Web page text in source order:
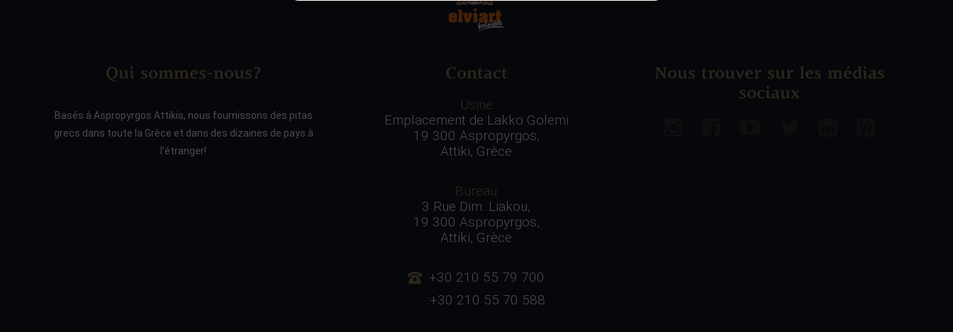
Qui sommes-nous?
Basés à Aspropyrgos Attikis, nous fournissons des pitas
grecs dans toute la Grèce et dans des dizaines de pays à
l’étranger!
Contact
Usine
Emplacement de Lakko Golemi
19 300 Aspropyrgos,
Attiki, Grèce
Bureau
3 Rue Dim. Liakou,
19 300 Aspropyrgos,
Attiki, Grèce
:+30 210 55 79 700
:+30 210 55 70 588
Nous trouver sur les médias
sociaux